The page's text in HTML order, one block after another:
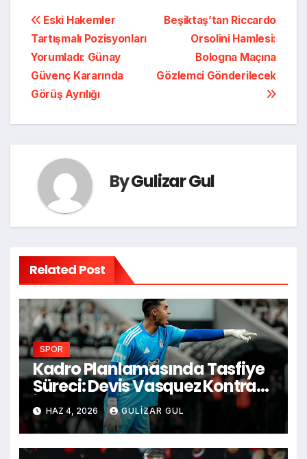
Yazı
gezinmesi
Beşiktaş’tan Riccardo
Orsolini Hamlesi:
Bologna Maçına
Gözlemci Gönderilecek
Eski Hakemler
Tartışmalı Pozisyonları
Yorumladı: Günay
Güvenç Kararında
Görüş Ayrılığı
ByGulizar Gul
Related Post
SPOR
Kadro Planlamasında Tasfiye
Süreci: Devis Vasquez Kontrat
İddiası
HAZ 4, 2026 GULIZAR GUL